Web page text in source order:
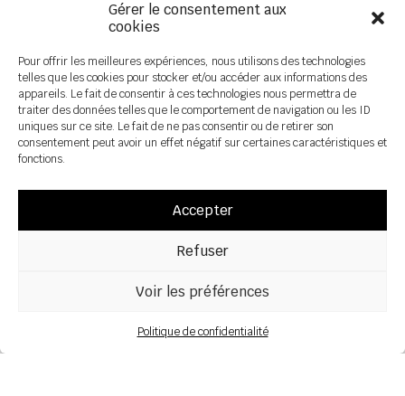
Gérer le consentement aux
cookies
Pour offrir les meilleures expériences, nous utilisons des technologies
telles que les cookies pour stocker et/ou accéder aux informations des
appareils. Le fait de consentir à ces technologies nous permettra de
traiter des données telles que le comportement de navigation ou les ID
uniques sur ce site. Le fait de ne pas consentir ou de retirer son
consentement peut avoir un effet négatif sur certaines caractéristiques et
fonctions.
Accepter
Refuser
Voir les préférences
Politique de confidentialité
Travail du sol
Formations
Farming together
Réseau
Actualités